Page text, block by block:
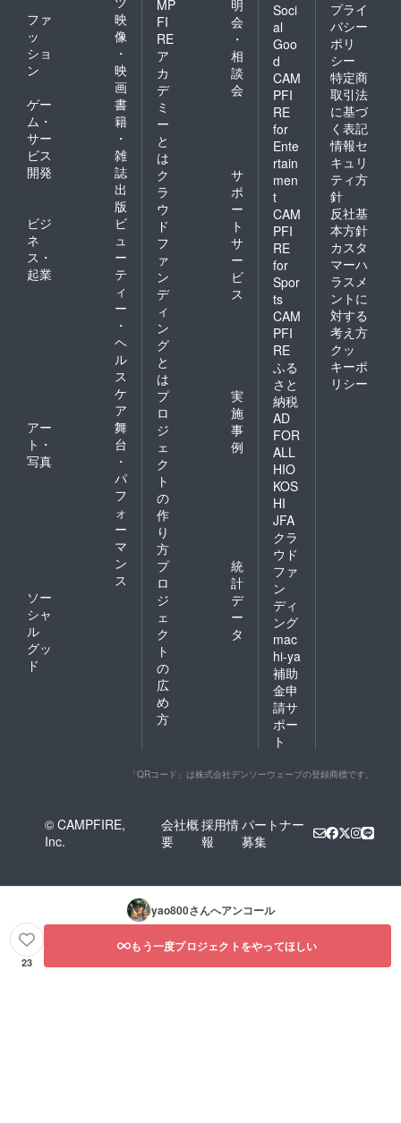
ファ
ッ
ショ
ン
映
像
・
映
画
ゲー
ム・
サー
ビス
開発
書
籍
・
雑
誌
出
版
ビジ
ネ
ス・
起業
ビ
ュ
ー
テ
ィ
ー
・
ヘ
ル
ス
ケ
ア
アー
ト・
写真
舞
台
・
パ
フ
ォ
ー
マ
ン
ス
ソー
シャ
ル
グッ
ド
MP
FI
RE
ア
カ
デ
ミ
ー
と
は
明
会
・
相
談
会
ク
ラ
ウ
ド
フ
ァ
ン
デ
ィ
ン
グ
と
は
サ
ポ
ー
ト
サ
ー
ビ
ス
プ
ロ
ジ
ェ
ク
ト
の
作
り
方
実
施
事
例
プ
ロ
ジ
ェ
ク
ト
の
広
め
方
統
計
デ
ー
タ
Soci
al
Goo
d
CAM
PFI
RE
for
Ente
rtain
men
t
CAM
PFI
RE
for
Spor
ts
CAM
PFI
RE
ふる
さと
納税
AD
FOR
ALL
HIO
KOS
HI
JFA
クラ
ウド
ファ
ン
ディ
ング
mac
hi-ya
補助
金申
請サ
ポー
ト
プライ
バシー
ポリ
シー
特定商
取引法
に基づ
く表記
情報セ
キュリ
ティ方
針
反社基
本方針
カスタ
マーハ
ラスメ
ントに
対する
考え方
クッ
キーポ
リシー
「QRコード」は株式会社デンソーウェーブの登録商標です。
© CAMPFIRE,
Inc.
会社概
要
採用情
報
パートナー
募集
yao800さんへアンコール
23
もう一度プロジェクトをやってほしい